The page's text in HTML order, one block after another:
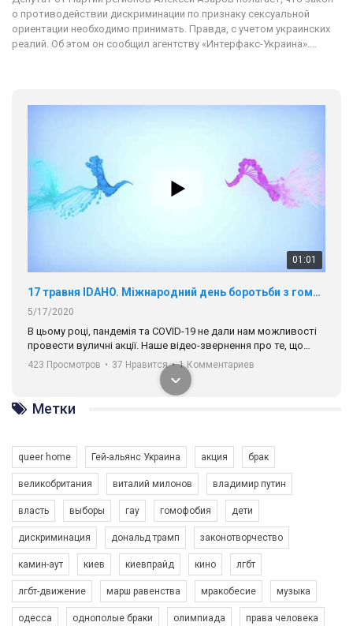
о противодействии дискриминации по признаку сексуальной
ориентации необходимо принимать. Правда, с учетом украинских
реалий. Об этом он сообщил агентству «Интерфакс-Украина».…
01:01
17 травня IDAHO. Міжнародний день боротьби з гомофобією трансфобією і біфобія.
5/17/2020
В цьому році, пандемія та COVІD-19 не дали нам можливості
провести вуличні акції. Наше відео-звернення про те, що
навіть коли ми у різних містах та не можемо зустрінеться, ми
разом. Ми закликаємо всіх хто поділяє цінності рівності та
солідарності, приєднатися до нас. Регіональні підрозділи
ГАУ є в 16 областях України.
Разом наш голос лунає гучніше!
423 Просмотров • 37 Нравится • 1 Комментариев
Зупинимо насильство проти ЛГБТ в Україні! Stop violence against LGBT in Ukraine!
6/30/2017
Метки
queer home Гей-альянс Украина акция брак
великобритания виталий милонов владимир путин
власть выборы гау гомофобия дети
дискриминация дональд трамп законотворчество
камин-аут киев киевпрайд кино лгбт
лгбт-движение марш равенства мракобесие музыка
одесса однополые браки олимпиада права человека